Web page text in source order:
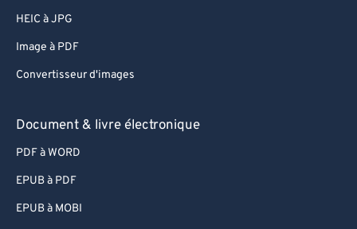
HEIC à JPG
Image à PDF
Convertisseur d'images
Document & livre électronique
PDF à WORD
EPUB à PDF
EPUB à MOBI